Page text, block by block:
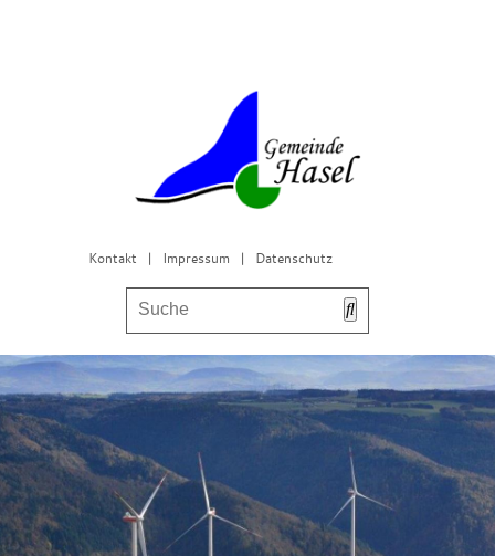
Kontakt | Impressum | Datenschutz
Bürgerservice & Gemeinderat
Leben in Hasel
Freizeit & Tourismus